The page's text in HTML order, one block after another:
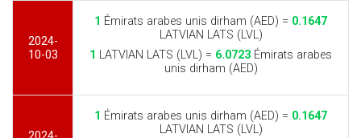
2024-
10-03
1 Émirats arabes unis dirham (AED) = 0.1647
LATVIAN LATS (LVL)
1 LATVIAN LATS (LVL) = 6.0723 Émirats arabes
unis dirham (AED)
1 Émirats arabes unis dirham (AED) = 0.1647
LATVIAN LATS (LVL)